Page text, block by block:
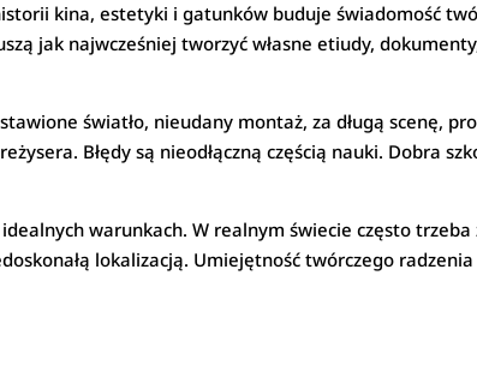
kina, estetyki i gatunków buduje świadomość
jak najwcześniej tworzyć własne etiudy,
światło, nieudany montaż, za długą scenę,
Błędy są nieodłączną częścią nauki. Dobra
warunkach. W realnym świecie często
lokalizacją. Umiejętność twórczego